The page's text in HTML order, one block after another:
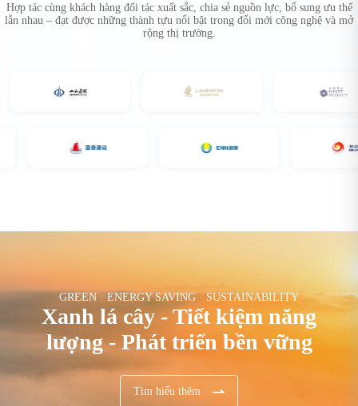
Hợp tác cùng khách hàng đối tác xuất sắc, chia sẻ nguồn lực, bổ sung ưu thế
lẫn nhau – đạt được những thành tựu nổi bật trong đổi mới công nghệ và mở
rộng thị trường.
GREEN · ENERGY SAVING · SUSTAINABILITY
Xanh lá cây - Tiết kiệm năng
lượng - Phát triển bền vững
Tìm hiểu thêm